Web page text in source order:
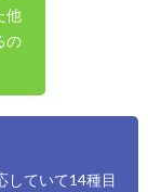
他
の
していて14種目